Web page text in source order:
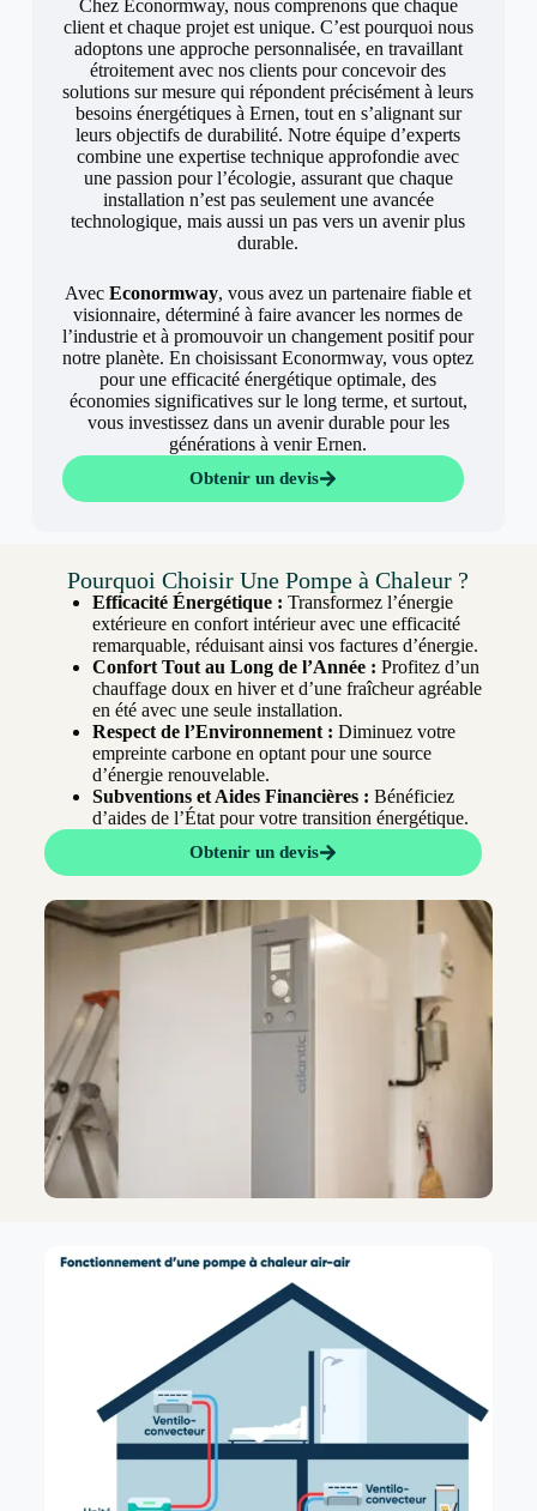
Chez Econormway, nous comprenons que chaque
client et chaque projet est unique. C’est pourquoi nous
adoptons une approche personnalisée, en travaillant
étroitement avec nos clients pour concevoir des
solutions sur mesure qui répondent précisément à leurs
besoins énergétiques à Ernen, tout en s’alignant sur
leurs objectifs de durabilité. Notre équipe d’experts
combine une expertise technique approfondie avec
une passion pour l’écologie, assurant que chaque
installation n’est pas seulement une avancée
technologique, mais aussi un pas vers un avenir plus
durable.
AvecEconormway, vous avez un partenaire fiable et
visionnaire, déterminé à faire avancer les normes de
l’industrie et à promouvoir un changement positif pour
notre planète. En choisissant Econormway, vous optez
pour une efficacité énergétique optimale, des
économies significatives sur le long terme, et surtout,
vous investissez dans un avenir durable pour les
générations à venir Ernen.
Obtenir un devis
Pourquoi Choisir Une Pompe à Chaleur ?
Efficacité Énergétique : Transformez l’énergie
extérieure en confort intérieur avec une efficacité
remarquable, réduisant ainsi vos factures d’énergie.
Confort Tout au Long de l’Année : Profitez d’un
chauffage doux en hiver et d’une fraîcheur agréable
en été avec une seule installation.
Respect de l’Environnement : Diminuez votre
empreinte carbone en optant pour une source
d’énergie renouvelable.
Subventions et Aides Financières : Bénéficiez
d’aides de l’État pour votre transition énergétique.
Obtenir un devis